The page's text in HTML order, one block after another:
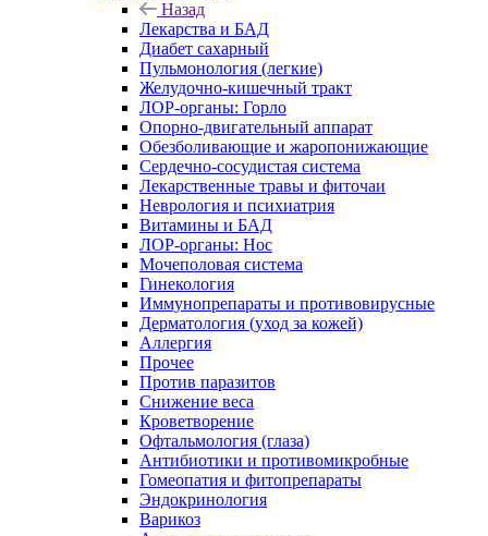
Назад
Лекарства и БАД
Диабет сахарный
Пульмонология (легкие)
Желудочно-кишечный тракт
ЛОР-органы: Горло
Опорно-двигательный аппарат
Обезболивающие и жаропонижающие
Сердечно-сосудистая система
Лекарственные травы и фиточаи
Неврология и психиатрия
Витамины и БАД
ЛОР-органы: Нос
Мочеполовая система
Гинекология
Иммунопрепараты и противовирусные
Дерматология (уход за кожей)
Аллергия
Прочее
Против паразитов
Снижение веса
Кроветворение
Офтальмология (глаза)
Антибиотики и противомикробные
Гомеопатия и фитопрепараты
Эндокринология
Варикоз